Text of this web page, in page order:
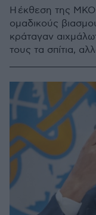
Η έκθεση της ΜΚΟ
ομαδικούς
κράταγαν
τους τα σπίτια,